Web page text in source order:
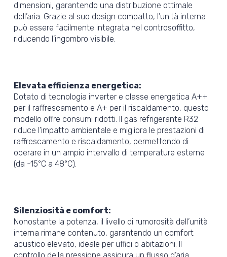
dimensioni, garantendo una distribuzione ottimale
dell’aria. Grazie al suo design compatto, l’unità interna
può essere facilmente integrata nel controsoffitto,
riducendo l’ingombro visibile.
Elevata efficienza energetica:
Dotato di tecnologia inverter e classe energetica A++
per il raffrescamento e A+ per il riscaldamento, questo
modello offre consumi ridotti. Il gas refrigerante R32
riduce l’impatto ambientale e migliora le prestazioni di
raffrescamento e riscaldamento, permettendo di
operare in un ampio intervallo di temperature esterne
(da -15°C a 48°C).
Silenziosità e comfort:
Nonostante la potenza, il livello di rumorosità dell’unità
interna rimane contenuto, garantendo un comfort
acustico elevato, ideale per uffici o abitazioni. Il